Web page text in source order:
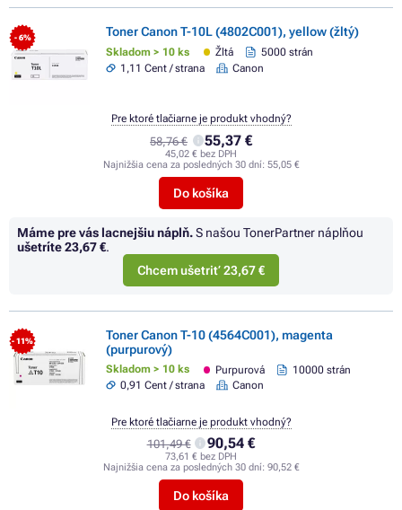
- 6% Toner Canon T-10L (4802C001), yellow (žltý)
Skladom > 10 ks Žltá
5000 strán
1,11 Cent / strana
Canon
58,76 € 55,37 €
45,02 € bez DPH
Najnižšia cena za posledných 30 dní: 55,05 €
Do košíka
Pre ktoré tlačiarne je produkt vhodný?
Máme pre vás lacnejšiu náplň.S našou TonerPartner náplňou
ušetríte23,67 €.
Chcem ušetriť 23,67 €
- 11%
Toner Canon T-10 (4564C001), magenta
(purpurový)
Skladom > 10 ks Purpurová
10000 strán
0,91 Cent / strana
Canon
101,49 € 90,54 €
73,61 € bez DPH
Najnižšia cena za posledných 30 dní: 90,52 €
Do košíka
Pre ktoré tlačiarne je produkt vhodný?